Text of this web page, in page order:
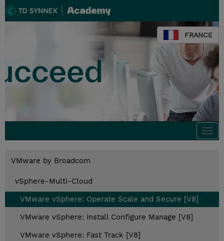
FRANCE
VMware by Broadcom
vSphere-Multi-Cloud
VMware vSphere: Operate Scale and Secure [V8]
VMware vSphere: Install Configure Manage [V8]
VMware vSphere: Fast Track [V8]